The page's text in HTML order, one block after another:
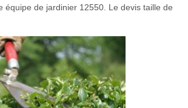
équipe de jardinier 12550. Le devis taille de